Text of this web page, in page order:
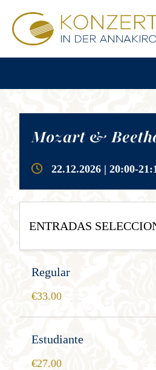
Mozart &
22.12.2026 | 20:00-
ENTRADAS
Regular
33.00
Estudiante
27.00